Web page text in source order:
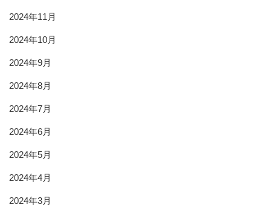
2024年11月
2024年10月
2024年9月
2024年8月
2024年7月
2024年6月
2024年5月
2024年4月
2024年3月